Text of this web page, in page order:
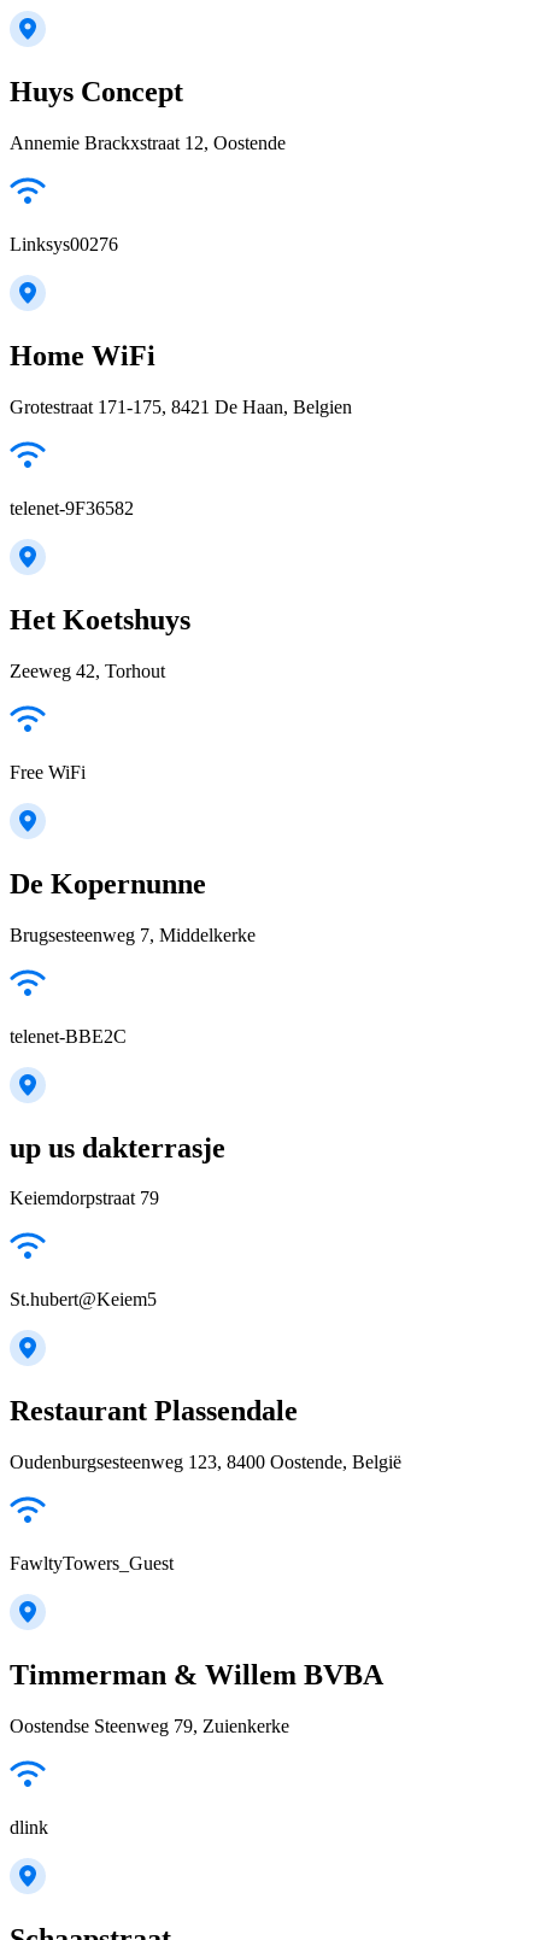
Huys Concept
Annemie Brackxstraat 12, Oostende
Linksys00276
Home WiFi
Grotestraat 171-175, 8421 De Haan, Belgien
telenet-9F36582
Het Koetshuys
Zeeweg 42, Torhout
Free WiFi
De Kopernunne
Brugsesteenweg 7, Middelkerke
telenet-BBE2C
up us dakterrasje
Keiemdorpstraat 79
St.hubert@Keiem5
Restaurant Plassendale
Oudenburgsesteenweg 123, 8400 Oostende, België
FawltyTowers_Guest
Timmerman & Willem BVBA
Oostendse Steenweg 79, Zuienkerke
dlink